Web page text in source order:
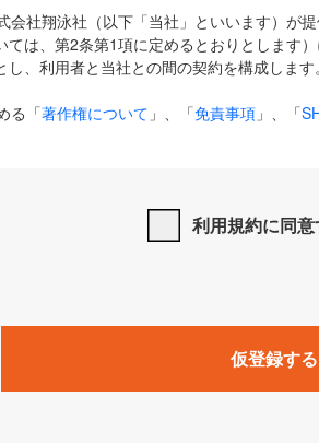
会社翔泳社（以下「当社」といいます）が
ては、第2条第1項に定めるとおりとします
、利用者と当社との間の契約を構成します。
る「著作権について 」、「免責事項 」、「
が優先して適用されるものとします。
とは、当社が提供する以下のサービス（名
らサービスに関連して当社が実施するイベ
」「CodeZine」「MarkeZine」「
利用規約に同意
仮登録する